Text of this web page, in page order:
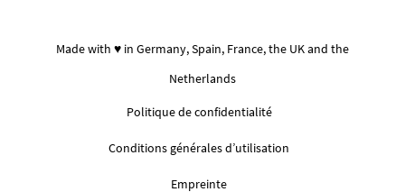
Made with ♥ in Germany, Spain, France, the UK and the
Netherlands
Politique de confidentialité
Conditions générales d’utilisation
Empreinte